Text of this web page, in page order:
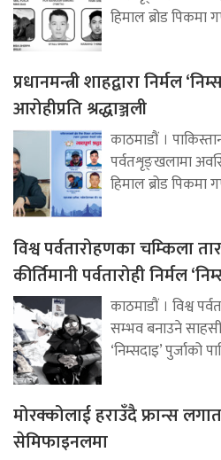
हिमाल ब्रोड पिकमा
प्रधानमन्त्री शाहद्वारा निर्मल
आरोहीप्रति श्रद्धाञ्जली
काठमाडौं ।
पर्वतशृङ्खलामा
हिमाल ब्रोड पिकमा
विश्व पर्वतारोहणका चम्किला
कीर्तिमानी पर्वतारोही निर्मल
काठमाडौं । विश्व
सम्भव बनाउने साहसी
‘निम्सदाइ’ पुर्जाको
मोरक्कोलाई हराउँदै फ्रान्स
सेमिफाइनलमा